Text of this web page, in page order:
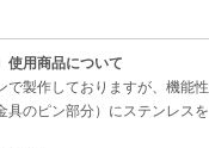
使用商品について
製作しておりますが、機能
具のピン部分）にステンレス